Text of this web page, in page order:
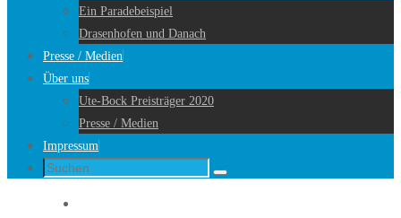
Ein Paradebeispiel
Drasenhofen und Danach
Presse / Medien
Über uns
Ute-Bock Preisträger 2020
Presse / Medien
Impressum
Suche
Suchen